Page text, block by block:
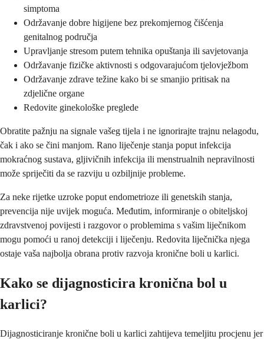
simptoma
Održavanje dobre higijene bez prekomjernog čišćenja
genitalnog područja
Upravljanje stresom putem tehnika opuštanja ili savjetovanja
Održavanje fizičke aktivnosti s odgovarajućom tjelovježbom
Održavanje zdrave težine kako bi se smanjio pritisak na
zdjelične organe
Redovite ginekološke preglede
Obratite pažnju na signale vašeg tijela i ne ignorirajte trajnu nelagodu,
čak i ako se čini manjom. Rano liječenje stanja poput infekcija
mokraćnog sustava, gljivičnih infekcija ili menstrualnih nepravilnosti
može spriječiti da se razviju u ozbiljnije probleme.
Za neke rijetke uzroke poput endometrioze ili genetskih stanja,
prevencija nije uvijek moguća. Međutim, informiranje o obiteljskoj
zdravstvenoj povijesti i razgovor o problemima s vašim liječnikom
mogu pomoći u ranoj detekciji i liječenju. Redovita liječnička njega
ostaje vaša najbolja obrana protiv razvoja kronične boli u karlici.
Kako se dijagnosticira kronična bol u
karlici?
Dijagnosticiranje kronične boli u karlici zahtijeva temeljitu procjenu jer